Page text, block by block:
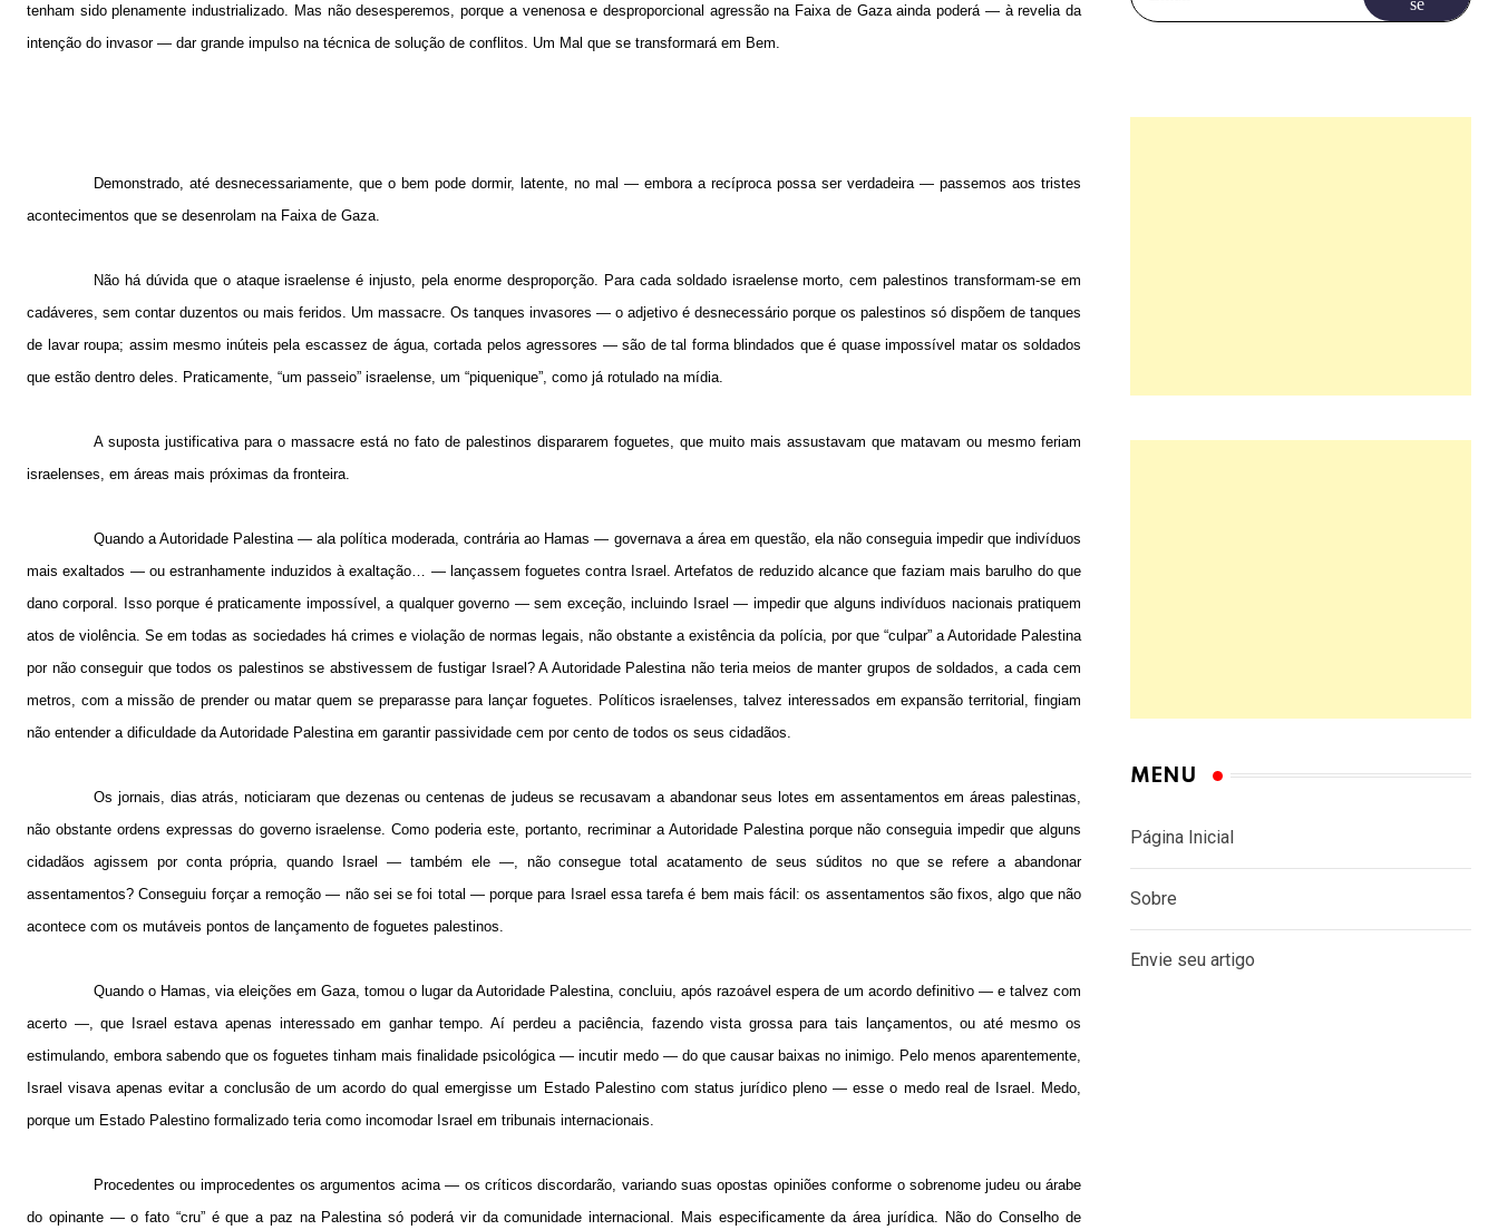
tenham sido plenamente industrializado. Mas não desesperemos, porque a venenosa e desproporcional agressão na Faixa de Gaza ainda poderá — à revelia da
intenção do invasor — dar grande impulso na técnica de solução de conflitos. Um Mal que se transformará em Bem.
Demonstrado, até desnecessariamente, que o bem pode dormir, latente, no mal — embora a recíproca possa ser verdadeira — passemos aos tristes
acontecimentos que se desenrolam na Faixa de Gaza.
Não há dúvida que o ataque israelense é injusto, pela enorme desproporção. Para cada soldado israelense morto, cem palestinos transformam-se em
cadáveres, sem contar duzentos ou mais feridos. Um massacre. Os tanques invasores — o adjetivo é desnecessário porque os palestinos só dispõem de tanques
de lavar roupa; assim mesmo inúteis pela escassez de água, cortada pelos agressores — são de tal forma blindados que é quase impossível matar os soldados
que estão dentro deles. Praticamente, “um passeio” israelense, um “piquenique”, como já rotulado na mídia.
A suposta justificativa para o massacre está no fato de palestinos dispararem foguetes, que muito mais assustavam que matavam ou mesmo feriam
israelenses, em áreas mais próximas da fronteira.
Quando a Autoridade Palestina — ala política moderada, contrária ao Hamas — governava a área em questão, ela não conseguia impedir que indivíduos
mais exaltados — ou estranhamente induzidos à exaltação… — lançassem foguetes contra Israel. Artefatos de reduzido alcance que faziam mais barulho do que
dano corporal. Isso porque é praticamente impossível, a qualquer governo — sem exceção, incluindo Israel — impedir que alguns indivíduos nacionais pratiquem
atos de violência. Se em todas as sociedades há crimes e violação de normas legais, não obstante a existência da polícia, por que “culpar” a Autoridade Palestina
por não conseguir que todos os palestinos se abstivessem de fustigar Israel? A Autoridade Palestina não teria meios de manter grupos de soldados, a cada cem
metros, com a missão de prender ou matar quem se preparasse para lançar foguetes. Políticos israelenses, talvez interessados em expansão territorial, fingiam
não entender a dificuldade da Autoridade Palestina em garantir passividade cem por cento de todos os seus cidadãos.
Os jornais, dias atrás, noticiaram que dezenas ou centenas de judeus se recusavam a abandonar seus lotes em assentamentos em áreas palestinas,
não obstante ordens expressas do governo israelense. Como poderia este, portanto, recriminar a Autoridade Palestina porque não conseguia impedir que alguns
cidadãos agissem por conta própria, quando Israel — também ele —, não consegue total acatamento de seus súditos no que se refere a abandonar
assentamentos? Conseguiu forçar a remoção — não sei se foi total — porque para Israel essa tarefa é bem mais fácil: os assentamentos são fixos, algo que não
acontece com os mutáveis pontos de lançamento de foguetes palestinos.
Quando o Hamas, via eleições em Gaza, tomou o lugar da Autoridade Palestina, concluiu, após razoável espera de um acordo definitivo — e talvez com
acerto —, que Israel estava apenas interessado em ganhar tempo. Aí perdeu a paciência, fazendo vista grossa para tais lançamentos, ou até mesmo os
estimulando, embora sabendo que os foguetes tinham mais finalidade psicológica — incutir medo — do que causar baixas no inimigo. Pelo menos aparentemente,
Israel visava apenas evitar a conclusão de um acordo do qual emergisse um Estado Palestino com status jurídico pleno — esse o medo real de Israel. Medo,
porque um Estado Palestino formalizado teria como incomodar Israel em tribunais internacionais.
Procedentes ou improcedentes os argumentos acima — os críticos discordarão, variando suas opostas opiniões conforme o sobrenome judeu ou árabe
do opinante — o fato “cru” é que a paz na Palestina só poderá vir da comunidade internacional. Mais especificamente da área jurídica. Não do Conselho de